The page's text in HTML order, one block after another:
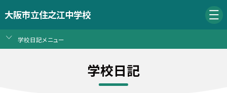
大阪市立住之江中学校
学校日記メニュー
学校日記